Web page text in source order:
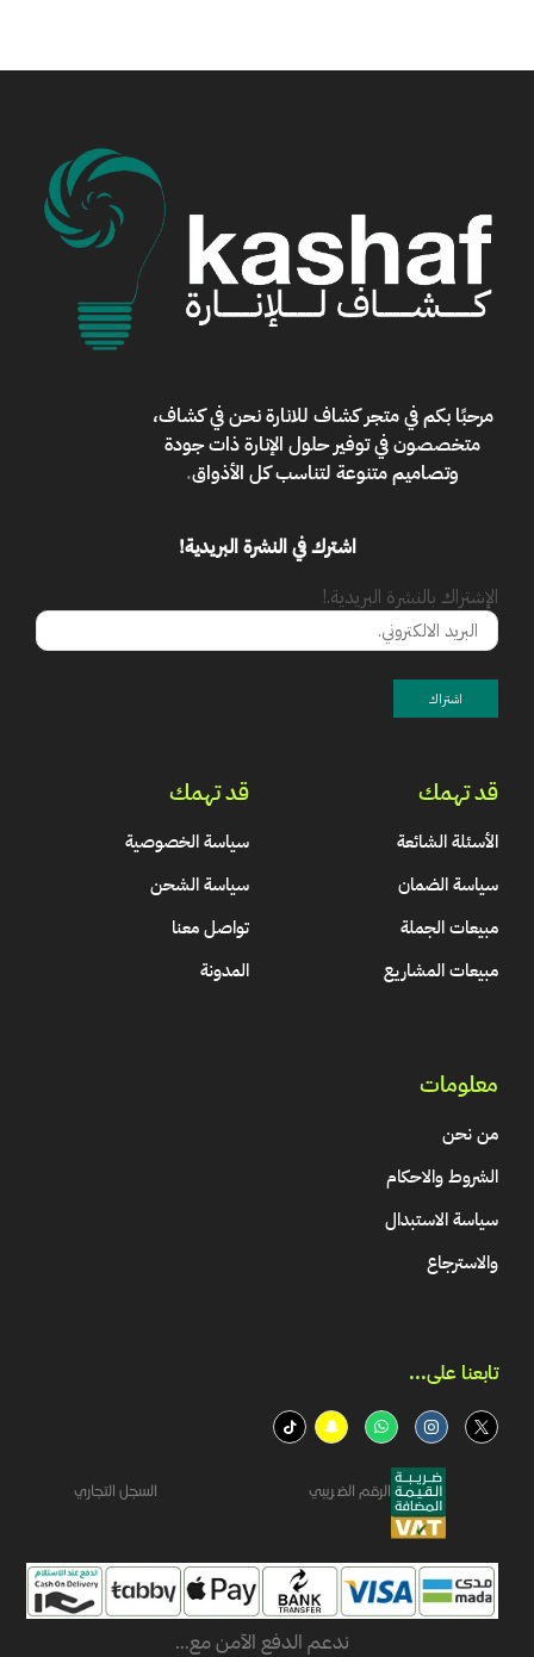
مرحبًا بكم فيمتجر كشاف للانارةنحن في كشاف،
متخصصون في توفير حلول الإنارة ذات جودة
وتصاميم متنوعة لتناسب كل الأذواق.
اشترك في النشرة البريدية!
الإشتراك بالنشرة البريدية.!
قد تهمك
الأسئلة الشائعة
سياسة الضمان
مبيعات الجملة
مبيعات المشاريع
قد تهمك
سياسة الخصوصية
سياسة الشحن
تواصل معنا
المدونة
معلومات
من نحن
الشروط والاحكام
سياسة الاستبدال
والاسترجاع
تابعنا على...​
الرقم الضريبي السجل التجاري
ندعم الدفع الآمن مع...